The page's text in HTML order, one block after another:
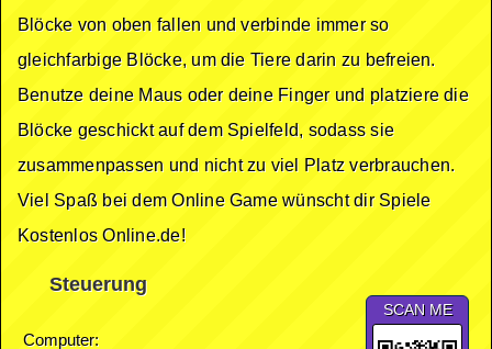
Blöcke von oben fallen und verbinde immer so
gleichfarbige Blöcke, um die Tiere darin zu befreien.
Benutze deine Maus oder deine Finger und platziere die
Blöcke geschickt auf dem Spielfeld, sodass sie
zusammenpassen und nicht zu viel Platz verbrauchen.
Viel Spaß bei dem Online Game wünscht dir Spiele
Kostenlos Online.de!
Steuerung
Computer:
SCAN ME